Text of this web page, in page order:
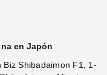
en Japón
Biz Shibadaimon F1, 1-